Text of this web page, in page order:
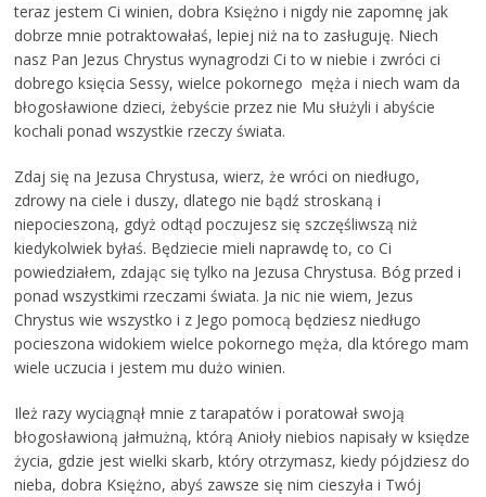
teraz jestem Ci winien, dobra Księżno i nigdy nie zapomnę jak
dobrze mnie potraktowałaś, lepiej niż na to zasługuję. Niech
nasz Pan Jezus Chrystus wynagrodzi Ci to w niebie i zwróci ci
dobrego księcia Sessy, wielce pokornego męża i niech wam da
błogosławione dzieci, żebyście przez nie Mu służyli i abyście
kochali ponad wszystkie rzeczy świata.
Zdaj się na Jezusa Chrystusa, wierz, że wróci on niedługo,
zdrowy na ciele i duszy, dlatego nie bądź stroskaną i
niepocieszoną, gdyż odtąd poczujesz się szczęśliwszą niż
kiedykolwiek byłaś. Będziecie mieli naprawdę to, co Ci
powiedziałem, zdając się tylko na Jezusa Chrystusa. Bóg przed i
ponad wszystkimi rzeczami świata. Ja nic nie wiem, Jezus
Chrystus wie wszystko i z Jego pomocą będziesz niedługo
pocieszona widokiem wielce pokornego męża, dla którego mam
wiele uczucia i jestem mu dużo winien.
Ileż razy wyciągnął mnie z tarapatów i poratował swoją
błogosławioną jałmużną, którą Anioły niebios napisały w księdze
życia, gdzie jest wielki skarb, który otrzymasz, kiedy pójdziesz do
nieba, dobra Księżno, abyś zawsze się nim cieszyła i Twój